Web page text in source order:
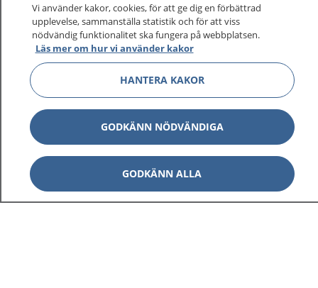
1177 på flera språk
Om 1177 Visa
Kontakt Visa
Behandling av personuppgifter
Vi använder kakor, cookies, för att ge dig en förbättrad
upplevelse, sammanställa statistik och för att viss
nödvändig funktionalitet ska fungera på webbplatsen.
Läs mer om hur vi använder kakor
HANTERA KAKOR
GODKÄNN NÖDVÄNDIGA
GODKÄNN ALLA